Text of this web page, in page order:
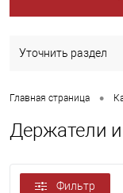
Уточнить раздел
Главная страница •
Держатели
Фильтр